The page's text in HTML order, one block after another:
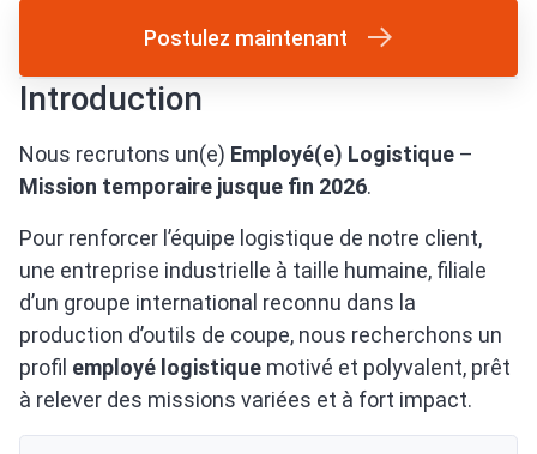
Postulez maintenant
Introduction
Nous recrutons un(e) Employé(e) Logistique –
Mission temporaire jusque fin 2026.
Pour renforcer l’équipe logistique de notre client,
une entreprise industrielle à taille humaine, filiale
d’un groupe international reconnu dans la
production d’outils de coupe, nous recherchons un
profil employé logistique motivé et polyvalent, prêt
à relever des missions variées et à fort impact.